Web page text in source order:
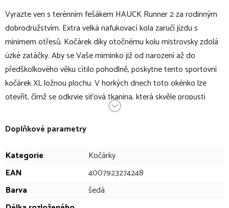
5
hvězdiček.
Vyrazte ven s terénním fešákem HAUCK Runner 2 za rodinným
dobrodružstvím. Extra velká nafukovací kola zaručí jízdu s
minimem otřesů. Kočárek díky otočnému kolu mistrovsky zdolá
úzké zatáčky. Aby se Vaše miminko již od narození až do
předškolkového věku cítilo pohodlně, poskytne tento sportovní
kočárek XL ložnou plochu. V horkých dnech toto okénko lze
otevřít, čímž se odkryje síťová tkanina, která skvěle propustí
vzduch a poslouží jako velké výhledové okénko. Díky výškově
nastavitelnému rodičovskému madlu budete mít lepší zážitek z
jízdy díky držení těla šetrnému k zádům. Reflexní světelné pásky
na stříšce zajistí bezpečný návrat Vaší rodiny domů až už se
jednoduše uskladnit do velkého koše pod sedadlem.
V bodech:
Doplňkové parametry
Kategorie
Kočárky
EAN
4007923274248
Barva
šedá